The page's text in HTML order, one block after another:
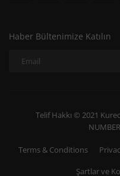
Haber Bültenimize Katılın
Telif Hakkı © 2021
Terms & Conditions
Şartlar ve